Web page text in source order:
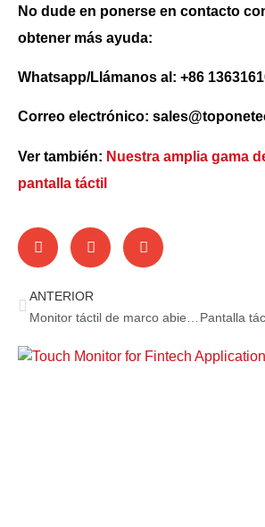
No dude en ponerse en contacto
obtener más ayuda:
Whatsapp/Llámanos al: +86
Correo electrónico:
Ver también: Nuestra amplia gama
pantalla táctil
ANTERIOR